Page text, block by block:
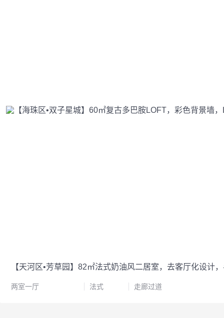
【天河区•芳草园】82㎡法式奶油风二居室，去客厅化设计
两室一厅 法式 走廊过道